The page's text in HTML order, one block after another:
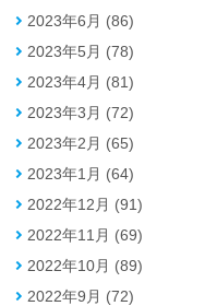
2023年6月 (86)
2023年5月 (78)
2023年4月 (81)
2023年3月 (72)
2023年2月 (65)
2023年1月 (64)
2022年12月 (91)
2022年11月 (69)
2022年10月 (89)
2022年9月 (72)